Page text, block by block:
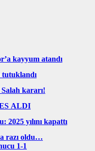
kayyum atandı
kararı!
ALDI
2025 yılını kapattı
razı oldu…
1-1